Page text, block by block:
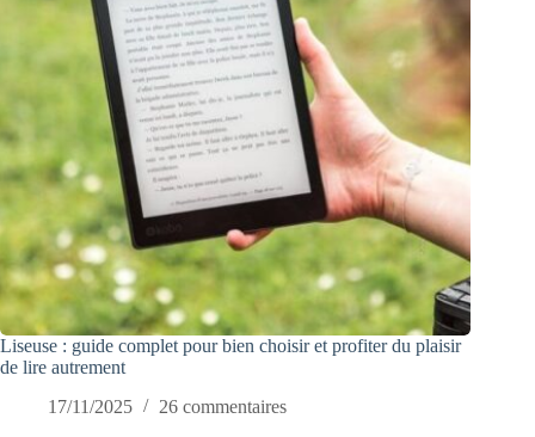
Liseuse : guide complet pour bien choisir et profiter du plaisir
de lire autrement
17/11/2025
26 commentaires